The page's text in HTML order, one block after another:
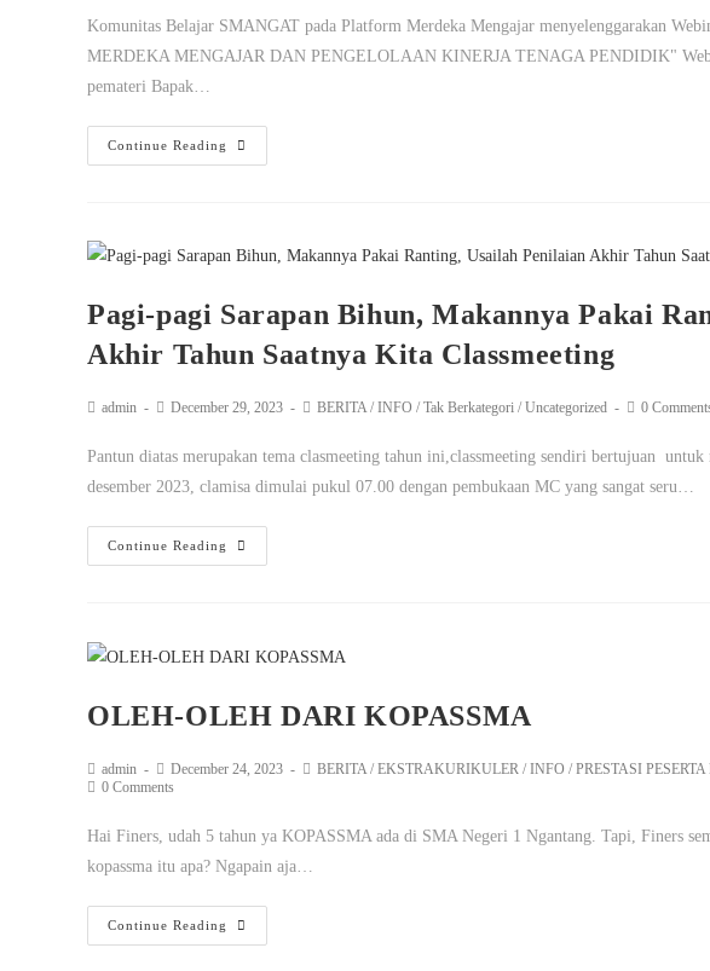
Komunitas Belajar SMANGAT pada Platform Merdeka Mengajar menyelenggarakan
MERDEKA MENGAJAR DAN PENGELOLAAN KINERJA TENAGA PENDIDIK"
pemateri Bapak…
Continue Reading
Pagi-pagi Sarapan Bihun, Makannya Pakai
Akhir Tahun Saatnya Kita Classmeeting
admin December 29, 2023 BERITA / INFO / Tak Berkategori / Uncategorized 0
Pantun diatas merupakan tema clasmeeting tahun ini,classmeeting sendiri bertujuan
desember 2023, clamisa dimulai pukul 07.00 dengan pembukaan MC yang sangat seru…
Continue Reading
OLEH-OLEH DARI KOPASSMA
admin December 24, 2023 BERITA / EKSTRAKURIKULER / INFO / PRESTASI
0 Comments
Hai Finers, udah 5 tahun ya KOPASSMA ada di SMA Negeri 1 Ngantang. Tapi, Finers
kopassma itu apa? Ngapain aja…
Continue Reading